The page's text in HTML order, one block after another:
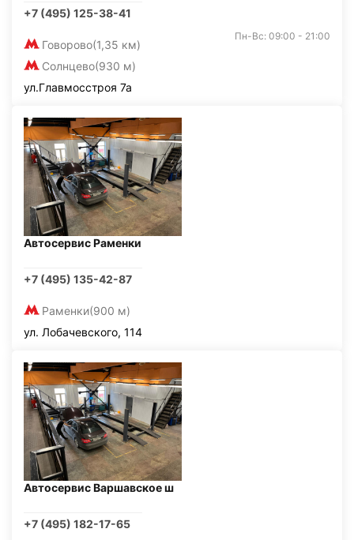
+7 (495) 125-38-41
Говорово(1,35 км)
Солнцево(930 м)
Пн-Вс: 09:00 - 21:00
ул.Главмосстроя 7а
Автосервис Раменки
+7 (495) 135-42-87
Раменки(900 м)
ул. Лобачевского, 114
Автосервис Варшавское ш
+7 (495) 182-17-65